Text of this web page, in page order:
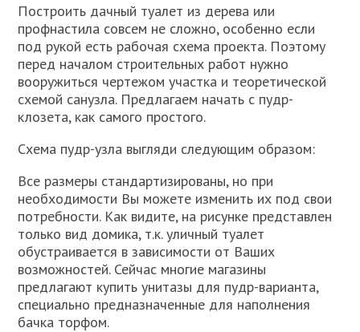
Построить дачный туалет из дерева или
профнастила совсем не сложно, особенно если
под рукой есть рабочая схема проекта. Поэтому
перед началом строительных работ нужно
вооружиться чертежом участка и теоретической
схемой санузла. Предлагаем начать с пудр-
клозета, как самого простого.
Схема пудр-узла выгляди следующим образом:
Все размеры стандартизированы, но при
необходимости Вы можете изменить их под свои
потребности. Как видите, на рисунке представлен
только вид домика, т.к. уличный туалет
обустраивается в зависимости от Ваших
возможностей. Сейчас многие магазины
предлагают купить унитазы для пудр-варианта,
специально предназначенные для наполнения
бачка торфом.